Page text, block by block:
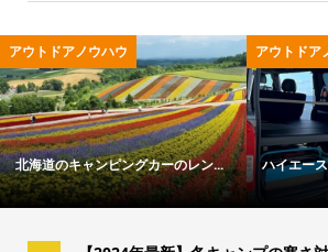
アウトドアノウハウ
北海道のキャンピングカーのレン...
アウトドア
ハイエー